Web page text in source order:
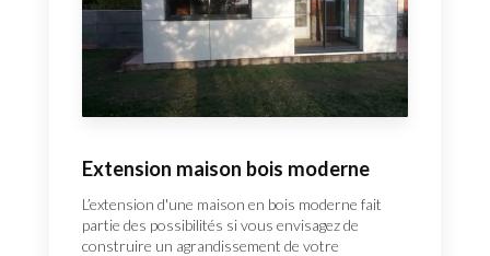
Extension maison bois moderne
L’extension d'une maison en bois moderne fait
partie des possibilités si vous envisagez de
construire un agrandissement de votre